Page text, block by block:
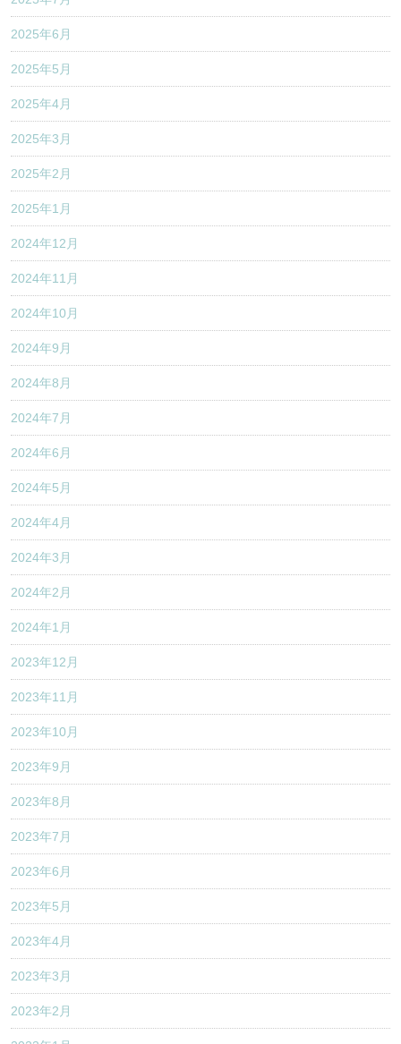
2025年6月
2025年5月
2025年4月
2025年3月
2025年2月
2025年1月
2024年12月
2024年11月
2024年10月
2024年9月
2024年8月
2024年7月
2024年6月
2024年5月
2024年4月
2024年3月
2024年2月
2024年1月
2023年12月
2023年11月
2023年10月
2023年9月
2023年8月
2023年7月
2023年6月
2023年5月
2023年4月
2023年3月
2023年2月